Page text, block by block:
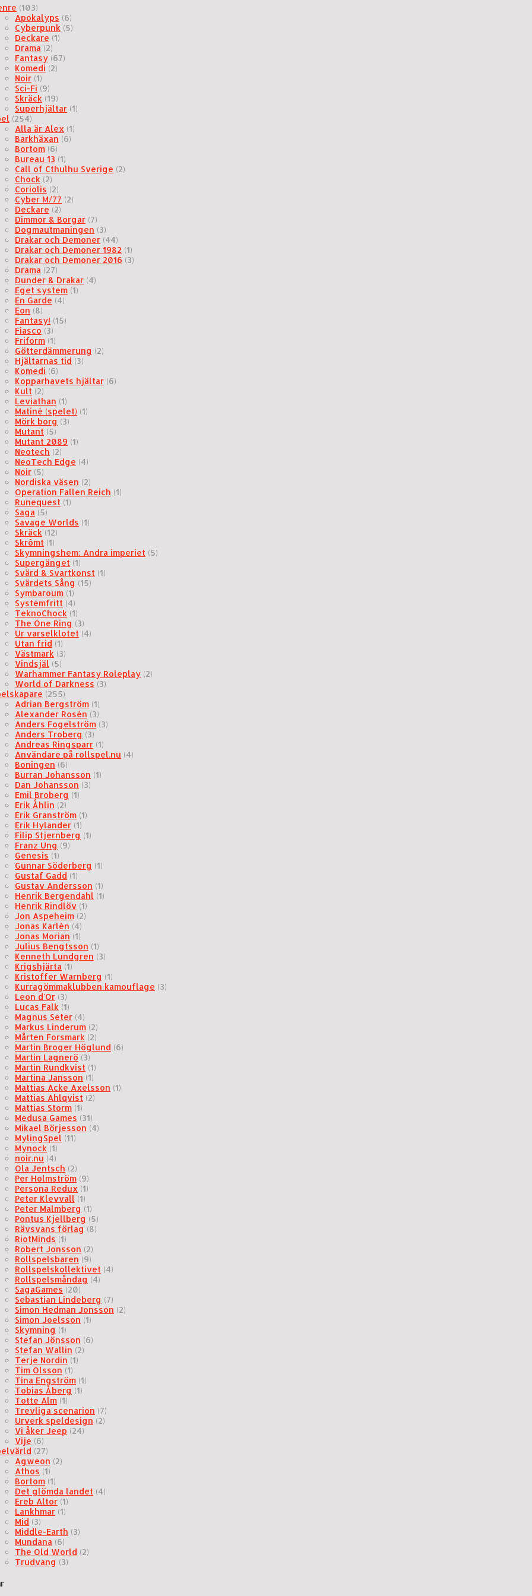
(103)
Apokalyps (6)
Cyberpunk (5)
Deckare (1)
Drama (2)
Fantasy (67)
Komedi (2)
Noir (1)
Sci-Fi (9)
Skräck (19)
Superhjältar (1)
(254)
Alla är Alex (1)
Barkhäxan (6)
Bortom (6)
Bureau 13 (1)
Call of Cthulhu Sverige (2)
Chock (2)
Coriolis (2)
Cyber M/77 (2)
Deckare (2)
Dimmor & Borgar (7)
Dogmautmaningen (3)
Drakar och Demoner (44)
Drakar och Demoner 1982 (1)
Drakar och Demoner 2016 (3)
Drama (27)
Dunder & Drakar (4)
Eget system (1)
En Garde (4)
Eon (8)
Fantasy! (15)
Fiasco (3)
Friform (1)
Götterdämmerung (2)
Hjältarnas tid (3)
Komedi (6)
Kopparhavets hjältar (6)
Kult (2)
Leviathan (1)
Matiné (spelet) (1)
Mörk borg (3)
Mutant (5)
Mutant 2089 (1)
Neotech (2)
NeoTech Edge (4)
Noir (5)
Nordiska väsen (2)
Operation Fallen Reich (1)
Runequest (1)
Saga (5)
Savage Worlds (1)
Skräck (12)
Skrômt (1)
Skymningshem: Andra imperiet (5)
Supergänget (1)
Svärd & Svartkonst (1)
Svärdets Sång (15)
Symbaroum (1)
Systemfritt (4)
TeknoChock (1)
The One Ring (3)
Ur varselklotet (4)
Utan frid (1)
Västmark (3)
Vindsjäl (5)
Warhammer Fantasy Roleplay (2)
World of Darkness (3)
(255)
Adrian Bergström (1)
Alexander Rosén (3)
Anders Fogelström (3)
Anders Troberg (3)
Andreas Ringsparr (1)
Användare på rollspel.nu (4)
Boningen (6)
Burran Johansson (1)
Dan Johansson (3)
Emil Broberg (1)
Erik Åhlin (2)
Erik Granström (1)
Erik Hylander (1)
Filip Stjernberg (1)
Franz Ung (9)
Genesis (1)
Gunnar Söderberg (1)
Gustaf Gadd (1)
Gustav Andersson (1)
Henrik Bergendahl (1)
Henrik Rindlöv (1)
Jon Aspeheim (2)
Jonas Karlén (4)
Jonas Morian (1)
Julius Bengtsson (1)
Kenneth Lundgren (3)
Krigshjärta (1)
Kristoffer Warnberg (1)
Kurragömmaklubben kamouflage (3)
Leon d'Or (3)
Lucas Falk (1)
Magnus Seter (4)
Markus Linderum (2)
Mårten Forsmark (2)
Martin Broger Höglund (6)
Martin Lagnerö (3)
Martin Rundkvist (1)
Martina Jansson (1)
Mattias Acke Axelsson (1)
Mattias Ahlqvist (2)
Mattias Storm (1)
Medusa Games (31)
Mikael Börjesson (4)
MylingSpel (11)
Mynock (1)
noir.nu (4)
Ola Jentsch (2)
Per Holmström (9)
Persona Redux (1)
Peter Klevvall (1)
Peter Malmberg (1)
Pontus Kjellberg (5)
Rävsvans förlag (8)
RiotMinds (1)
Robert Jonsson (2)
Rollspelsbaren (9)
Rollspelskollektivet (4)
Rollspelsmåndag (4)
SagaGames (20)
Sebastian Lindeberg (7)
Simon Hedman Jonsson (2)
Simon Joelsson (1)
Skymning (1)
Stefan Jönsson (6)
Stefan Wallin (2)
Terje Nordin (1)
Tim Olsson (1)
Tina Engström (1)
Tobias Åberg (1)
Totte Alm (1)
Trevliga scenarion (7)
Urverk speldesign (2)
Vi åker Jeep (24)
Vije (6)
(27)
Agweon (2)
Athos (1)
Bortom (1)
Det glömda landet (4)
Ereb Altor (1)
Lankhmar (1)
Mid (3)
Middle-Earth (3)
Mundana (6)
The Old World (2)
Trudvang (3)